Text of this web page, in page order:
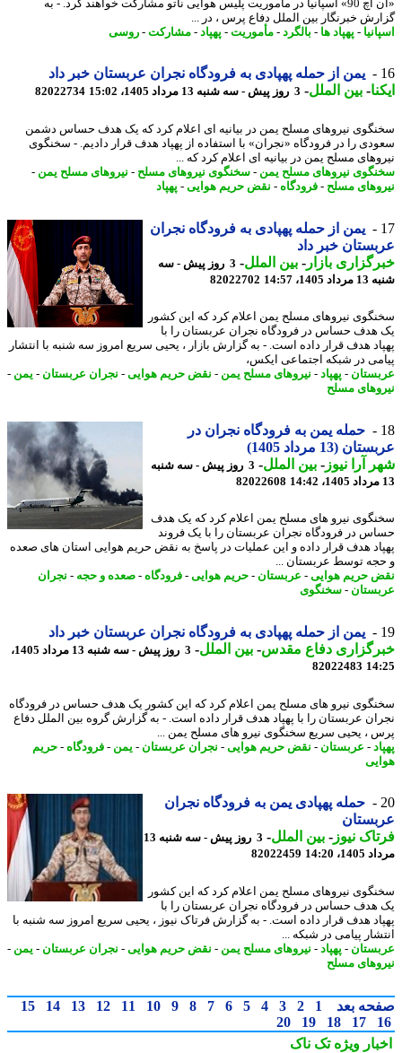
«ان اچ 90» اسپانیا در مأموریت پلیس هوایی ناتو مشارکت خواهند کرد. - به
خبرنگار بین الملل دفاع پرس ، در ...
-پهپاد ها- بالگرد-مأموریت-پهپاد -مشارکت-روسی
یمن از حمله پهپادی به فرودگاه نجران عربستان خبر داد
-بین الملل-3 روز پیش - سه شنبه 13 مرداد 1405، 15:02 82022734
نیروهای مسلح یمن در بیانیه ای اعلام کرد که یک هدف حساس دشمن
را در فرودگاه «نجران» با استفاده از پهپاد هدف قرار دادیم. - سخنگوی
مسلح یمن در بیانیه ای اعلام کرد که ...
نیروهای مسلح یمن -سخنگوی نیروهای مسلح-نیروهای مسلح یمن -
مسلح-فرودگاه-نقض حریم هوایی- پهپاد
یمن از حمله پهپادی به فرودگاه نجران
خبر داد
بازار- بین الملل-
3 روز پیش - سه
14:57
82022702
نیروهای مسلح یمن اعلام کرد که این کشور
حساس در فرودگاه نجران عربستان را با
هدف قرار داده است. - به گزارش بازار ، یحیی سریع امروز سه شنبه با انتشار
در شبکه اجتماعی ایکس،
-پهپاد -نیروهای مسلح یمن -نقض حریم هوایی- نجران عربستان-یمن -
مسلح
حمله یمن به فرودگاه نجران در
(13 مرداد 1405)
آرا نیوز-بین الملل-
3 روز پیش - سه شنبه
82022608
نیرو های مسلح یمن اعلام کرد که یک هدف
در فرودگاه نجران عربستان را با یک فروند
هدف قرار داده و این عملیات در پاسخ به نقض حریم هوایی استان های صعده
توسط عربستان ...
حریم هوایی- عربستان-حریم هوایی- فرودگاه-صعده و حجه -نجران
-سخنگوی
یمن از حمله پهپادی به فرودگاه نجران عربستان خبر داد
دفاع مقدس-بین الملل-
3 روز پیش - سه شنبه 13 مرداد 1405،
82022483
نیرو های مسلح یمن اعلام کرد که این کشور یک هدف حساس در فرودگاه
عربستان را با پهپاد هدف قرار داده است. - به گزارش گروه بین الملل دفاع
، یحیی سریع سخنگوی نیرو های مسلح یمن ...
-عربستان-نقض حریم هوایی- نجران عربستان-یمن -فرودگاه-حریم
حمله پهپادی یمن به فرودگاه نجران
نیوز-بین الملل-
3 روز پیش - سه شنبه 13
14:20
82022459
نیروهای مسلح یمن اعلام کرد که این کشور
حساس در فرودگاه نجران عربستان را با
هدف قرار داده است. - به گزارش فرتاک نیوز ، یحیی سریع امروز سه شنبه با
پیامی در شبکه ...
-پهپاد -نیروهای مسلح یمن -نقض حریم هوایی- نجران عربستان-یمن -
مسلح
بعد 1
2
3
4
5
6
7
8
9
10
11
12
13
14
15
17
18
19
20
ویژهتک ناک